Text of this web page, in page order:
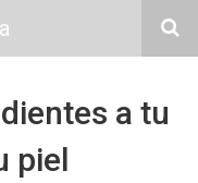
a tu
piel